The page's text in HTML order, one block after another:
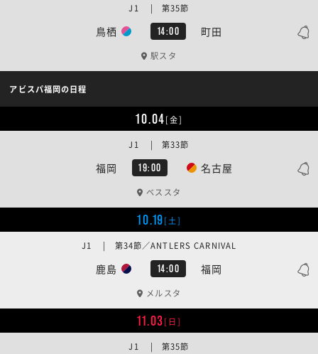
鳥栖 14:00 町田
J1 | 第35節
駅スタ
アビスパ福岡の日程
10.04[金]
福岡 19:00 名古屋
J1 | 第33節
ベススタ
10.19[土]
鹿島 14:00 福岡
J1 | 第34節／ANTLERS CARNIVAL
メルスタ
11.03[日]
J1 | 第35節